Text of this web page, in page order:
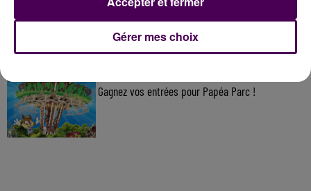
11 juillet 2026
Inscrivez-vous au casting The Voice & The Voice
Kids !
Gagnez vos entrées pour Papéa Parc !
Gérer mes choix